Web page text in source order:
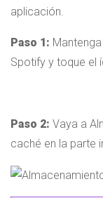
aplicación.
Paso 1:
Spotify y toque el
Paso 2: Vaya a
caché en la parte